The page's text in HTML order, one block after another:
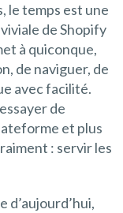
le temps est une
de Shopify
à quiconque,
de naviguer, de
avec facilité.
de
et plus
: servir les
d’aujourd’hui,